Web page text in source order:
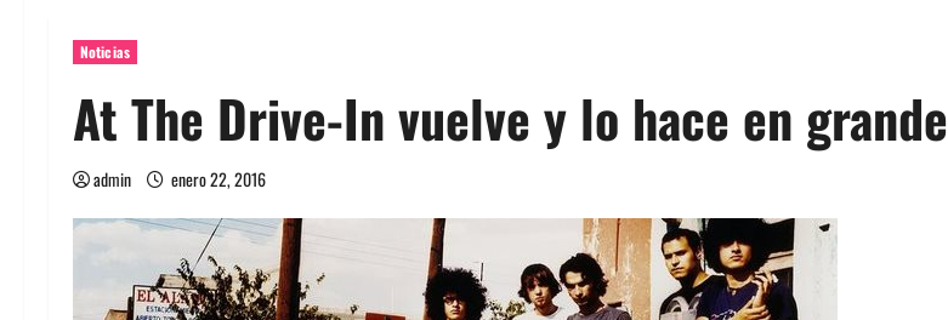
Noticias
At The Drive-In vuelve y lo hace en grande
admin enero 22, 2016